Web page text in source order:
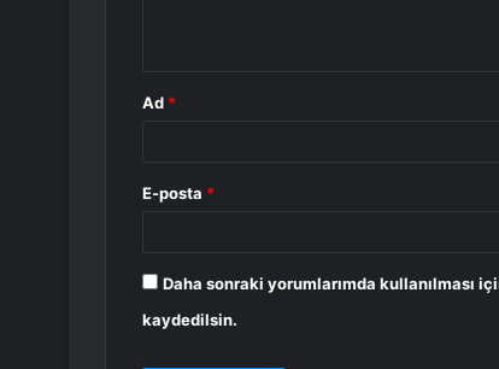
Ad *
E-posta *
Daha sonraki yorumlarımda kullanılması
kaydedilsin.